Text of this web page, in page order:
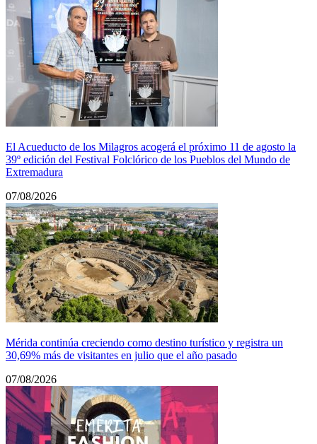
El Acueducto de los Milagros acogerá el próximo 11 de agosto la
39º edición del Festival Folclórico de los Pueblos del Mundo de
Extremadura
07/08/2026
Mérida continúa creciendo como destino turístico y registra un
30,69% más de visitantes en julio que el año pasado
07/08/2026